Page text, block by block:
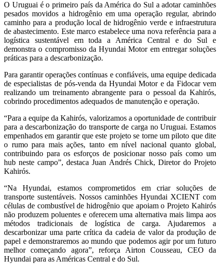
O Uruguai é o primeiro país da América do Sul a adotar caminhões
pesados movidos a hidrogênio em uma operação regular, abrindo
caminho para a produção local de hidrogênio verde e infraestrutura
de abastecimento. Este marco estabelece uma nova referência para a
logística sustentável em toda a América Central e do Sul e
demonstra o compromisso da Hyundai Motor em entregar soluções
práticas para a descarbonização.
Para garantir operações contínuas e confiáveis, uma equipe dedicada
de especialistas de pós-venda da Hyundai Motor e da Fidocar vem
realizando um treinamento abrangente para o pessoal da Kahirós,
cobrindo procedimentos adequados de manutenção e operação.
“Para a equipe da Kahirós, valorizamos a oportunidade de contribuir
para a descarbonização do transporte de carga no Uruguai. Estamos
empenhados em garantir que este projeto se torne um piloto que dite
o rumo para mais ações, tanto em nível nacional quanto global,
contribuindo para os esforços de posicionar nosso país como um
hub neste campo”, destaca Juan Andrés Chick, Diretor do Projeto
Kahirós.
“Na Hyundai, estamos comprometidos em criar soluções de
transporte sustentáveis. Nossos caminhões Hyundai XCIENT com
células de combustível de hidrogênio que apoiam o Projeto Kahirós
não produzem poluentes e oferecem uma alternativa mais limpa aos
métodos tradicionais de logística de carga. Ajudaremos a
descarbonizar uma parte crítica da cadeia de valor da produção de
papel e demonstraremos ao mundo que podemos agir por um futuro
melhor começando agora”, reforça Airton Cousseau, CEO da
Hyundai para as Américas Central e do Sul.